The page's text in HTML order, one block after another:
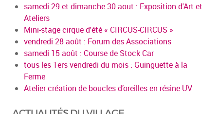
samedi 29 et dimanche 30 aout : Exposition d'Art et
Ateliers
Mini-stage cirque d'été « CIRCUS-CIRCUS »
vendredi 28 août : Forum des Associations
samedi 15 août : Course de Stock Car
tous les 1ers vendredi du mois : Guinguette à la
Ferme
Atelier création de boucles d’oreilles en résine UV